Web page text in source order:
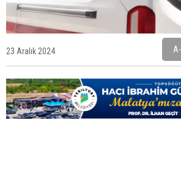
büyük bir mutluluk"
Boyraz: Yeni üyeler için ilk 30 günde
yapılacak
23 Aralık 2024 A-